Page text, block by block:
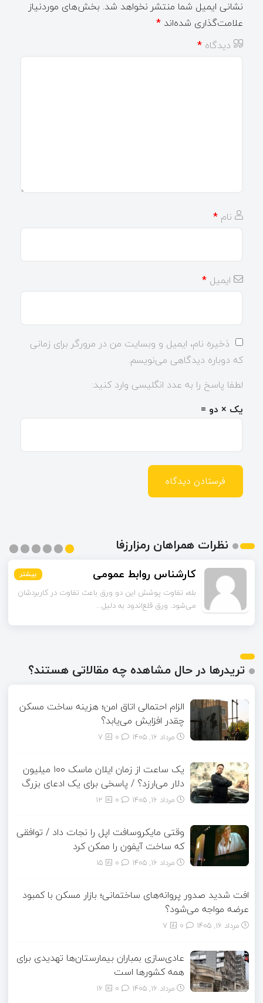
نشانی ایمیل شما منتشر نخواهد شد. بخش‌های موردنیاز
علامت‌گذاری شده‌اند *
دیدگاه *
نام *
ایمیل *
ذخیره نام، ایمیل و وبسایت من در مرورگر برای زمانی
که دوباره دیدگاهی می‌نویسم.
لطفا پاسخ را به عدد انگلیسی وارد کنید:
یک × دو =
نظرات همراهان رمزارزفا
بیشتر اسماعیل زاده بیشتر
تا قبل از خوندن این مقاله فکر می‌کردم ورق قلع‌اندود
همون ورق گالوانیزه است. تفاو...
بیشتر
بیشتر
بیشتر
بیشتر
تریدرها در حال مشاهده چه مقالاتی هستند؟
الزام احتمالی اتاق امن؛ هزینه ساخت مسکن
چقدر افزایش می‌یابد؟
مرداد ۱۶, ۱۴۰۵ 7
یک ساعت از زمان ایلان ماسک ۱۰۰ میلیون
دلار می‌ارزد؟ / پاسخی برای یک ادعای بزرگ
مرداد ۱۶, ۱۴۰۵ 12
وقتی مایکروسافت اپل را نجات داد / توافقی
که ساخت آیفون را ممکن کرد
مرداد ۱۶, ۱۴۰۵ 15
افت شدید صدور پروانه‌های ساختمانی؛ بازار مسکن با کمبود
عرضه مواجه می‌شود؟
مرداد ۱۶, ۱۴۰۵ 7
عادی‌سازی بمباران بیمارستان‌ها تهدیدی برای
همه کشورها است
مرداد ۱۶, ۱۴۰۵ 16